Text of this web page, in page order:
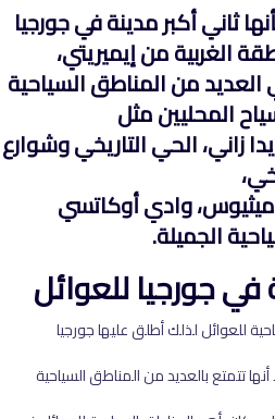
ثاني أكبر مدينة في جورجيا
الغربية من إيميريتي،
من المناطق السياحية
المحليين مثل
زاني، الحي التاريخي وشوارع
وادي أوكاتسي
الجميلة.
في جورجيا للعوائل
للعوائل لذلك أطلق عليها جورجيا
تتمتع بالعديد من المناطق السياحية